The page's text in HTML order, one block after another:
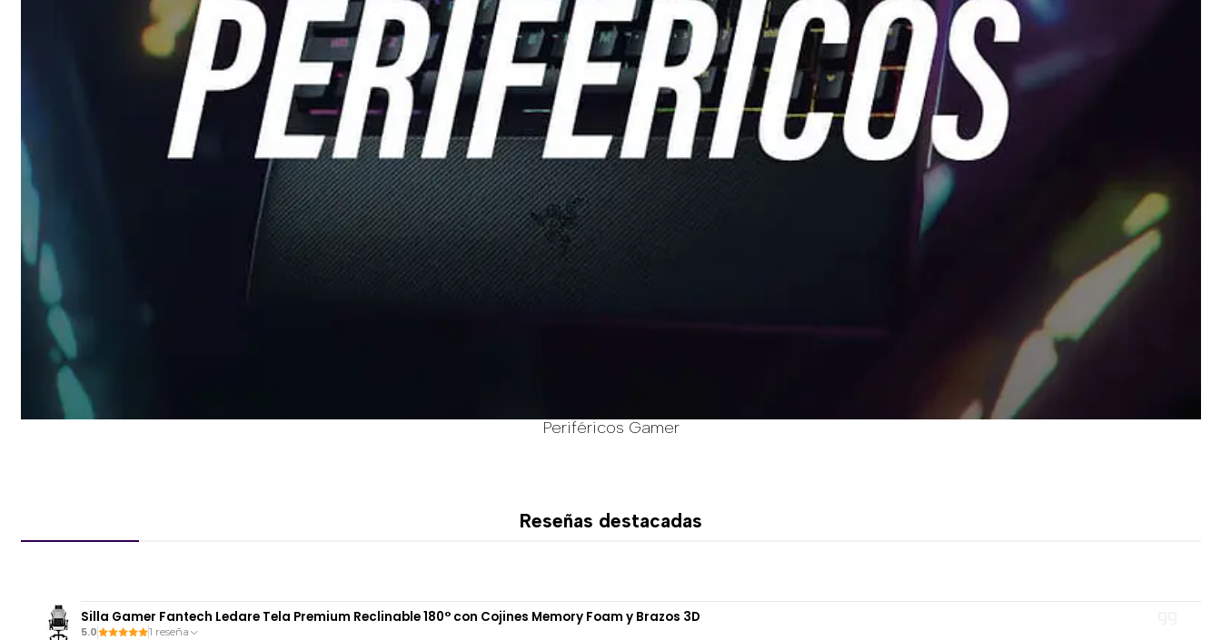
Periféricos Gamer
Reseñas destacadas
Silla Gamer Fantech Ledare Tela Premium Reclinable 180° con Cojines Memory Foam y Brazos 3D
5.0 1 reseña